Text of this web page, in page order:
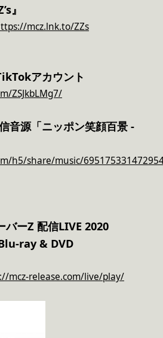
』
mcz.lnk.to/ZZs
アカウント
ZSJkbLMg7/
音源「ニッポン笑顔百景 -
h5/share/music/
ーZ 配信LIVE 2020
Blu-ray & DVD
mcz-release.com/live/play/